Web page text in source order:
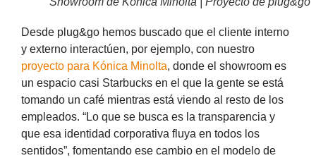
Desde plug&go hemos buscado que el cliente interno
y externo interactúen, por ejemplo, con nuestro
proyecto para Kónica Minolta, donde el showroom es
un espacio casi Starbucks en el que la gente se está
tomando un café mientras está viendo al resto de los
empleados. “Lo que se busca es la transparencia y
que esa identidad corporativa fluya en todos los
sentidos”, fomentando ese cambio en el modelo de